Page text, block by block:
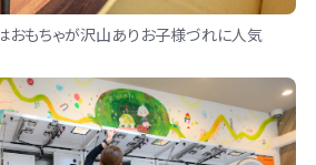
おもちゃが沢山ありお子様づれに人気